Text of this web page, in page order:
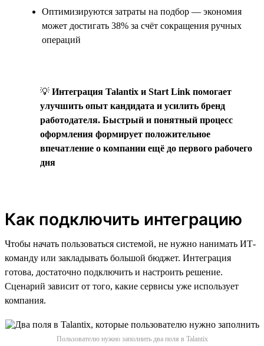
Оптимизируются затраты на подбор — экономия
может достигать 38% за счёт сокращения ручных
операций
💡 Интеграция Talantix и Start Link помогает
улучшить опыт кандидата и усилить бренд
работодателя. Быстрый и понятный процесс
оформления формирует положительное
впечатление о компании ещё до первого рабочего
дня
Как подключить интеграцию
Чтобы начать пользоваться системой, не нужно нанимать ИТ-
команду или закладывать большой бюджет. Интеграция
готова, достаточно подключить и настроить решение.
Сценарий зависит от того, какие сервисы уже использует
компания.
Пользователю нужно заполнить два поля в Talantix